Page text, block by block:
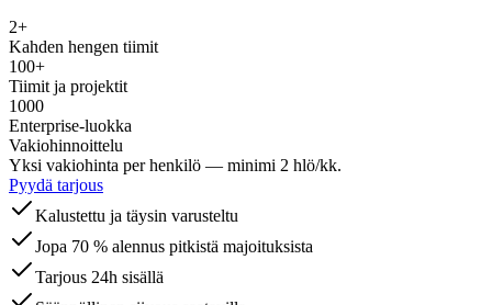
2+
Kahden hengen tiimit
100+
Tiimit ja projektit
1000
Enterprise-luokka
Vakiohinnoittelu
Yksi vakiohinta per henkilö — minimi 2 hlö/kk.
Pyydä tarjous
Kalustettu ja täysin varusteltu
Jopa 70 % alennus pitkistä majoituksista
Tarjous 24h sisällä